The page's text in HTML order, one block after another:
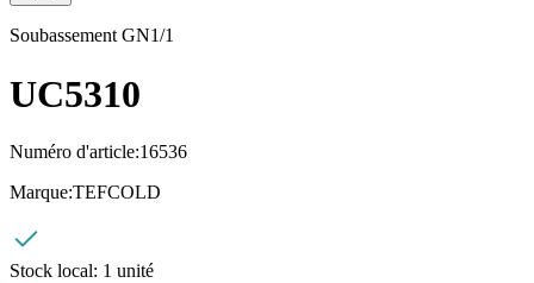
Soubassement GN1/1
UC5310
Numéro d'article:16536
Marque:TEFCOLD
Stock local: 1 unité